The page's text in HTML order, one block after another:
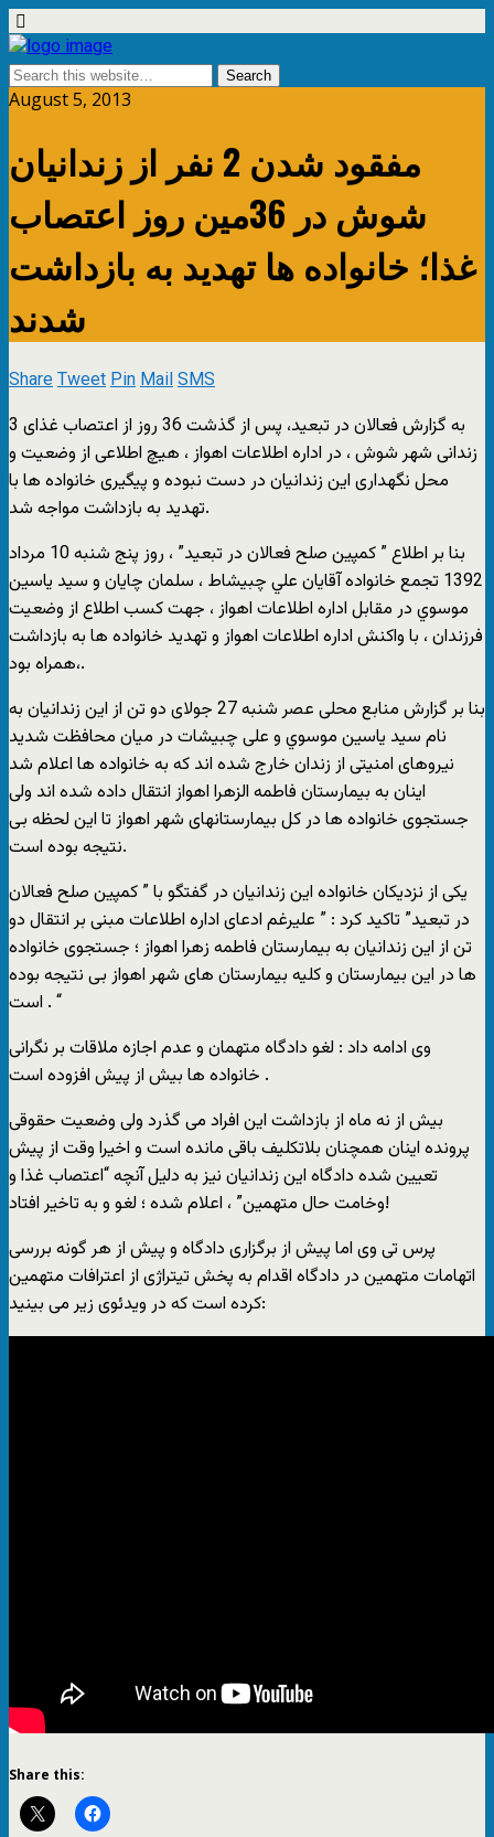
August 5, 2013
مفقود شدن 2 نفر از زندانیان
شوش در 36مین روز اعتصاب
غذا؛ خانواده ها تهدید به بازداشت
شدند
ShareTweetPinMailSMS
به گزارش فعالان در تبعید، پس از گذشت 36 روز از اعتصاب غذای 3
زندانی شهر شوش ، در اداره اطلاعات اهواز ، هیچ اطلاعی از وضعیت و
محل نگهداری این زندانیان در دست نبوده و پیگیری خانواده ها با
تهدید به بازداشت مواجه شد.
بنا بر اطلاع ” کمپین صلح فعالان در تبعید” ، روز پنج شنبه 10 مرداد
1392 تجمع خانواده آقایان علي چبيشاط ، سلمان چايان و سيد ياسين
موسوي در مقابل اداره اطلاعات اهواز ، جهت کسب اطلاع از وضعیت
فرزندان ، با واکنش اداره اطلاعات اهواز و تهدید خانواده ها به بازداشت
،همراه بود.
بنا بر گزارش منابع محلی عصر شنبه 27 جولای دو تن از این زندانیان به
نام سيد ياسين موسوي و على چبيشات در میان محافظت شدید
نیروهای امنیتی از زندان خارج شده اند که به خانواده ها اعلام شد
اینان به بيمارستان فاطمه الزهرا اهواز انتقال داده شده اند ولی
جستجوی خانواده ها در کل بیمارستانهای شهر اهواز تا این لحظه بی
نتیجه بوده است.
یکی از نزدیکان خانواده این زندانیان در گفتگو با ” کمپین صلح فعالان
در تبعید” تاکید کرد : ” علیرغم ادعای اداره اطلاعات مبنی بر انتقال دو
تن از این زندانیان به بیمارستان فاطمه زهرا اهواز ؛ جستجوی خانواده
ها در این بیمارستان و کلیه بیمارستان های شهر اهواز بی نتیجه بوده
است . “
وی ادامه داد : لغو دادگاه متهمان و عدم اجازه ملاقات بر نگرانی
خانواده ها بیش از پیش افزوده است .
بيش از نه ماه از بازداشت این افراد می گذرد ولی وضعیت حقوقی
پرونده اینان همچنان بلاتکلیف باقی مانده است و اخیرا وقت از پیش
تعیین شده دادگاه این زندانیان نیز به دلیل آنچه “اعتصاب غذا و
وخامت حال متهمین” ، اعلام شده ؛ لغو و به تاخیر افتاد!
پرس تی وی اما پیش از برگزاری دادگاه و پیش از هر گونه بررسی
اتهامات متهمین در دادگاه اقدام به پخش تیتراژی از اعترافات متهمین
کرده است که در ویدئوی زیر می بینید:
Share this: